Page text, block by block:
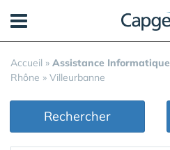
Accueil » Assistance Informatique
Rhône » Villeurbanne
Rechercher